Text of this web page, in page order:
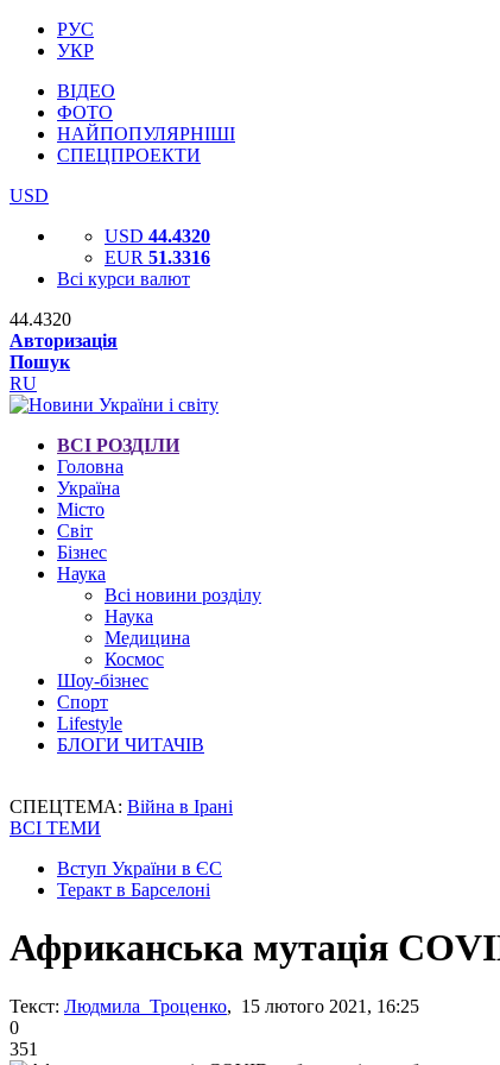
РУС
УКР
ВІДЕО
ФОТО
НАЙПОПУЛЯРНІШІ
СПЕЦПРОЕКТИ
USD
USD 44.4320
EUR 51.3316
Всі курси валют
44.4320
Авторизація
Пошук
RU
ВСІ РОЗДІЛИ
Головна
Україна
Місто
Світ
Бізнес
Наука
Всі новини розділу
Наука
Медицина
Космос
Шоу-бізнес
Спорт
Lifestyle
БЛОГИ ЧИТАЧІВ
СПЕЦТЕМА: Війна в Ірані
ВСІ ТЕМИ
Вступ України в ЄС
Теракт в Барселоні
Африканська мутація
Текст: Людмила Троценко, 15 лютого 2021, 16:25
0
351